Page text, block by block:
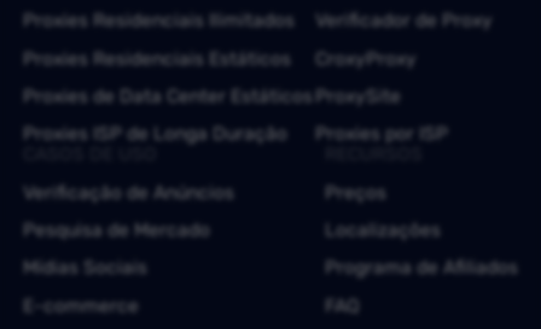
Proxies Residenciais Ilimitados
Proxies Residenciais Estáticos
Proxies de Data Center Estáticos
Proxies ISP de Longa Duração
Verificador de Proxy
CroxyProxy
ProxySite
Proxies por ISP
Verificação de Anúncios
Pesquisa de Mercado
Mídias Sociais
E-commerce
Preços
Localizações
Programa de Afiliados
FAQ